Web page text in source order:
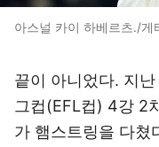
아스널 카이 하베르츠./게
끝이 아니었다. 지
그컵(EFL컵) 4강 2
가 햄스트링을 다쳤